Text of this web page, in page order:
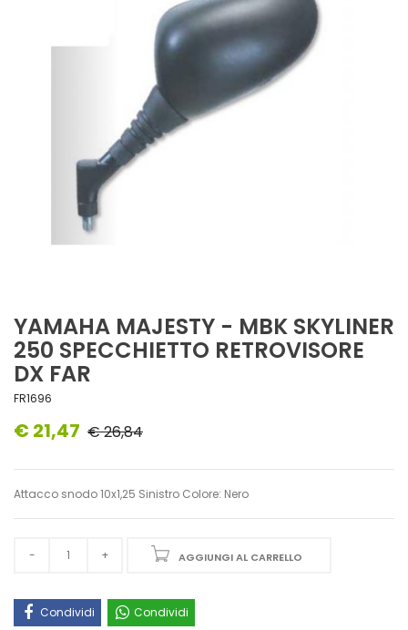
YAMAHA MAJESTY - MBK SKYLINER
250 SPECCHIETTO RETROVISORE
DX FAR
FR1696
€ 21,47 € 26,84
Attacco snodo 10x1,25 Sinistro Colore: Nero
AGGIUNGI AL CARRELLO
Condividi Condividi